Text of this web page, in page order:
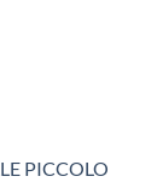
PICCOLO